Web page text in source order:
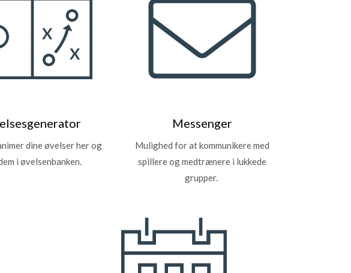
dine øvelser her og
i øvelsenbanken.
Messenger
Mulighed for at kommunikere med
spillere og medtrænere i lukkede
grupper.